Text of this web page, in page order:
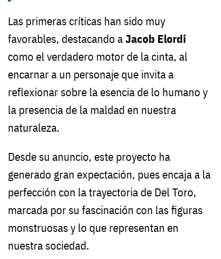
Las primeras críticas han sido muy
favorables, destacando aJacob Elordi
como el verdadero motor de la cinta, al
encarnar a un personaje que invita a
reflexionar sobre la esencia de lo humano y
la presencia de la maldad en nuestra
naturaleza.
Desde su anuncio, este proyecto ha
generado gran expectación, pues encaja a la
perfección con la trayectoria de Del Toro,
marcada por su fascinación con las figuras
monstruosas y lo que representan en
nuestra sociedad.